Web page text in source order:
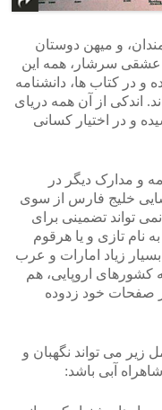
و میهن دوستان
عشقی سرشار، همه این
و در کتاب ها، دانشنامه
اندکی از آن همه دریای
و در اختیار کسانی
و مدارک دیگر در
خلیج فارس از سوی
تواند تضمینی برای
نام تازی و یا هرقوم
زیاد امارات و عرب
کشورهای اروپایی، هم
صفحات خود زدوده
زیر می تواند نگهبان و
آبی باشد: